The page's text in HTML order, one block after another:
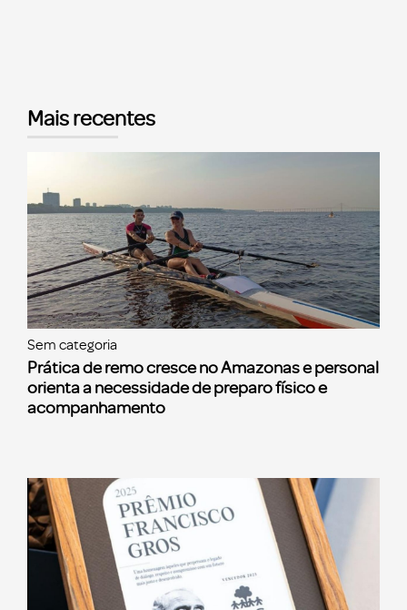
Mais recentes
Sem categoria
Prática de remo cresce no Amazonas e personal
orienta a necessidade de preparo físico e
acompanhamento